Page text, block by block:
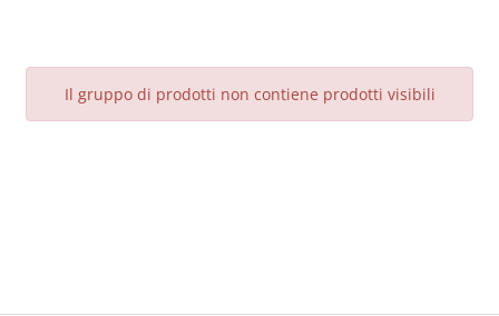
Il gruppo di prodotti non contiene prodotti visibili